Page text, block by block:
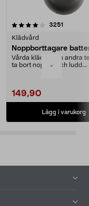
-
3251
Klädvård
Noppborttagare
Vårda kläder och andra
ta bort noppor och ludd.
149,90
Lägg i varukorg
4.5av 5 stjärnor